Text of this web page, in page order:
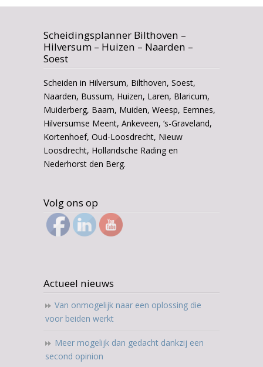
Scheidingsplanner Bilthoven –
Hilversum – Huizen – Naarden –
Soest
Scheiden in Hilversum, Bilthoven, Soest,
Naarden, Bussum, Huizen, Laren, Blaricum,
Muiderberg, Baarn, Muiden, Weesp, Eemnes,
Hilversumse Meent, Ankeveen, ‘s-Graveland,
Kortenhoef, Oud-Loosdrecht, Nieuw
Loosdrecht, Hollandsche Rading en
Nederhorst den Berg.
Volg ons op
Actueel nieuws
Van onmogelijk naar een oplossing die
voor beiden werkt
Meer mogelijk dan gedacht dankzij een
second opinion